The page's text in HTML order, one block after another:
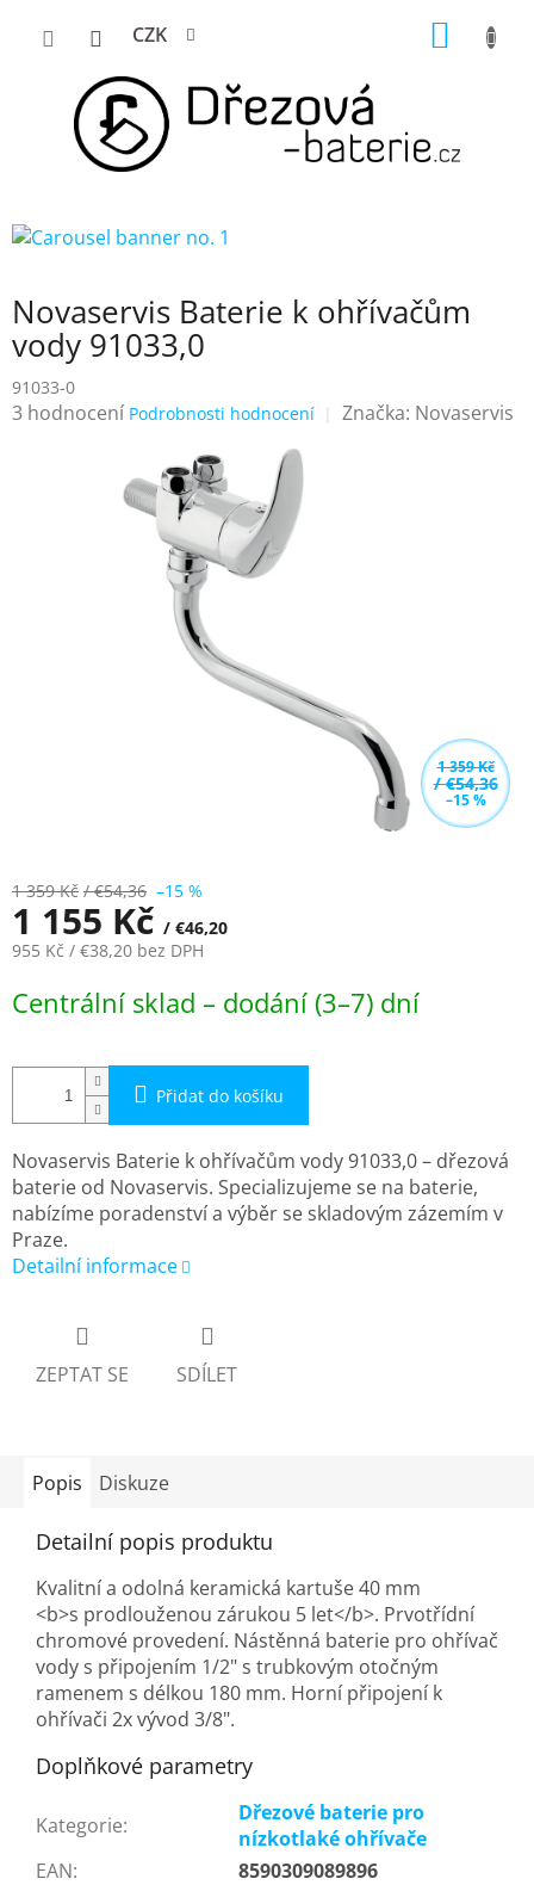
CZK
Novaservis Baterie k ohřívačům
vody 91033,0
91033-0
Průměrné
3 hodnocení Podrobnosti hodnocení Značka: Novaservis
1 359 Kč
/ €54,36
–15 %
1 359 Kč / €54,36 –15 %
1 155 Kč / €46,20
955 Kč / €38,20 bez DPH
cena:
Centrální sklad – dodání (3–7) dní
Přidat do košíku
Novaservis Baterie k ohřívačům vody 91033,0 – dřezová
baterie od Novaservis. Specializujeme se na baterie,
nabízíme poradenství a výběr se skladovým zázemím v
Praze.
Detailní informace
ZEPTAT SE SDÍLET
Popis Diskuze
Detailní popis produktu
Kvalitní a odolná keramická kartuše 40 mm
<b>s prodlouženou zárukou 5 let</b>. Prvotřídní
chromové provedení. Nástěnná baterie pro ohřívač
vody s připojením 1/2" s trubkovým otočným
ramenem s délkou 180 mm. Horní připojení k
ohřívači 2x vývod 3/8".
Doplňkové parametry
Kategorie:
Dřezové baterie pro
nízkotlaké ohřívače
EAN:
8590309089896